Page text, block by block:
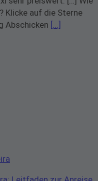
Klicke auf die Sterne
Abschicken [...]